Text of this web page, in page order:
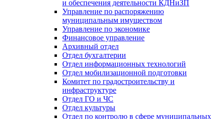
и обеспечения деятельности КДНиЗП
Управление по распоряжению
муниципальным имуществом
Управление по экономике
Финансовое управление
Архивный отдел
Отдел бухгалтерии
Отдел информационных технологий
Отдел мобилизационной подготовки
Комитет по градостроительству и
инфраструктуре
Отдел ГО и ЧС
Отдел культуры
Отдел по контролю в сфере муниципальных